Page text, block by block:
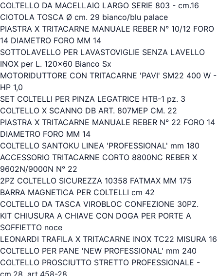
COLTELLO DA MACELLAIO LARGO SERIE 803 - cm.16
CIOTOLA TOSCA Ø cm. 29 bianco/blu palace
PIASTRA X TRITACARNE MANUALE REBER N° 10/12 FORO
14 DIAMETRO FORO MM 14
SOTTOLAVELLO PER LAVASTOVIGLIE SENZA LAVELLO
INOX per L. 120x60 Bianco Sx
MOTORIDUTTORE CON TRITACARNE 'PAVI' SM22 400 W -
HP 1,0
SET COLTELLI PER PINZA LEGATRICE HTB-1 pz. 3
COLTELLO X SCANNO DB ART. 807MEP CM. 22
PIASTRA X TRITACARNE MANUALE REBER N° 22 FORO 14
DIAMETRO FORO MM 14
COLTELLO SANTOKU LINEA 'PROFESSIONAL' mm 180
ACCESSORIO TRITACARNE CORTO 8800NC REBER X
9602N/9000N N° 22
2PZ COLTELLO SICUREZZA 10358 FATMAX MM 175
BARRA MAGNETICA PER COLTELLI cm 42
COLTELLO DA TASCA VIROBLOC CONFEZIONE 30PZ.
KIT CHIUSURA A CHIAVE CON DOGA PER PORTE A
SOFFIETTO noce
LEONARDI TRAFILA X TRITACARNE INOX TC22 MISURA 16
COLTELLO PER PANE 'NEW PROFESSIONAL' mm 240
COLTELLO PROSCIUTTO STRETTO PROFESSIONALE -
cm.28, art.458-28